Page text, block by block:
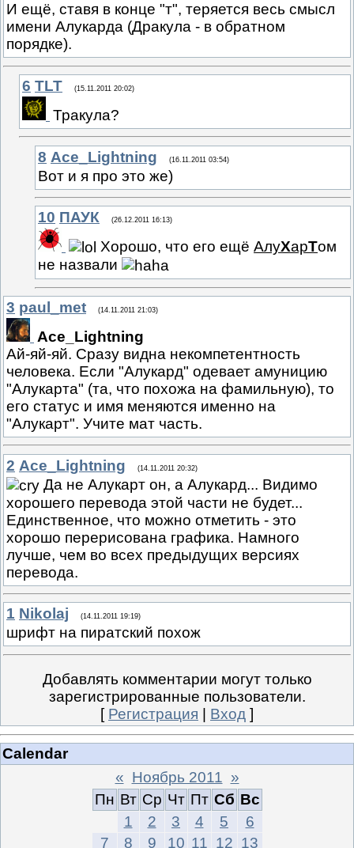
И ещё, ставя в конце "т", теряется весь смысл
имени Алукарда (Дракула - в обратном
порядке).
6 TLT (15.11.2011 20:02)
Тракула?
8 Ace_Lightning (16.11.2011 03:54)
Вот и я про это же)
10 ПАУК (26.12.2011 16:13)
Хорошо, что его ещё АлуХарТом
не назвали
3 paul_met (14.11.2011 21:03)
Ace_Lightning
Ай-яй-яй. Сразу видна некомпетентность
человека. Если "Алукард" одевает амуницию
"Алукарта" (та, что похожа на фамильную), то
его статус и имя меняются именно на
"Алукарт". Учите мат часть.
2 Ace_Lightning (14.11.2011 20:32)
Да не Алукарт он, а Алукард... Видимо
хорошего перевода этой части не будет...
Единственное, что можно отметить - это
хорошо перерисована графика. Намного
лучше, чем во всех предыдущих версиях
перевода.
1 Nikolaj (14.11.2011 19:19)
шрифт на пиратский похож
Добавлять комментарии могут только
зарегистрированные пользователи.
[ Регистрация Вход ]
Calendar
« Ноябрь 2011 »
Пн Вт Ср Чт Пт Сб Вс
1
2 3 4 5
6
7
8 9 10 11 12 13